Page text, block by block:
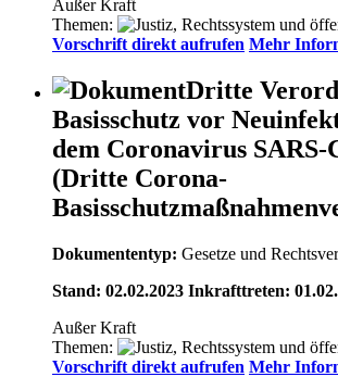
Außer Kraft
Themen:
Vorschrift direkt aufrufen Mehr
Dritte
Basisschutz vor
dem Coronavirus SARS-
(Dritte Corona-
Dokumententyp: Gesetze und
Stand: 02.02.2023 Inkrafttreten:
Außer Kraft
Themen:
Vorschrift direkt aufrufen Mehr